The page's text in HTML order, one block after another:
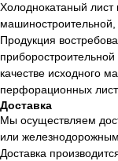
Холоднокатаный лист
машиностроительной,
Продукция
качестве исходного
перфорационных
Доставка
Мы осуществляем
или
Доставка